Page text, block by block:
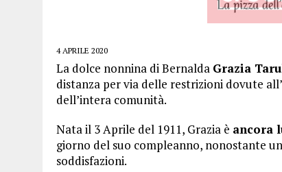
4 APRILE 2020
La dolce nonnina di Bernalda Grazia
distanza per via delle restrizioni dovute
dell’intera comunità.
Nata il 3 Aprile del 1911, Grazia è ancora
giorno del suo compleanno, nonostante
soddisfazioni.